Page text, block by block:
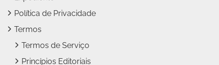
Política de Privacidade
Termos
Termos de Serviço
Princípios Editoriais